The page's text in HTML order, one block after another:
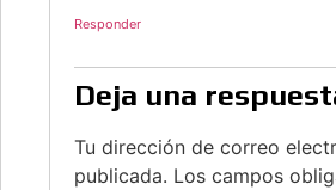
Responder
Deja una
Tu dirección de correo
publicada. Los campos